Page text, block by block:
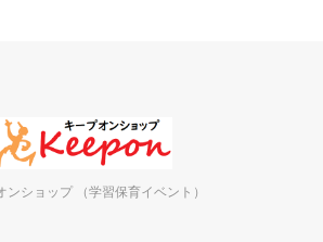
ンショップ （学習保育イベント）